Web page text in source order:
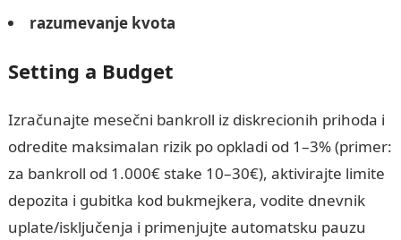
razumevanje kvota
Setting a Budget
Izračunajte mesečni bankroll iz diskrecionih prihoda i
odredite maksimalan rizik po opkladi od 1–3% (primer:
za bankroll od 1.000€ stake 10–30€), aktivirajte limite
depozita i gubitka kod bukmejkera, vodite dnevnik
uplate/isključenja i primenjujte automatsku pauzu